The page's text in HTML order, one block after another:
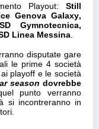
Playout: Still
Genova Galaxy,
Gymnotecnica,
Linea Messina
disputate gare
le prime 4 società
playoff e le società
seasondovrebbe
punto verranno
si incontreranno in